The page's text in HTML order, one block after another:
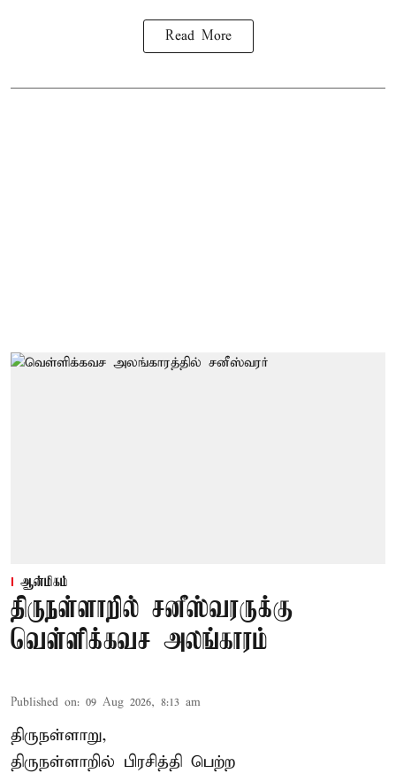
Read More
ஆன்மிகம்
திருநள்ளாறில் சனீஸ்வரருக்கு
வெள்ளிக்கவச அலங்காரம்
Published on: 09 Aug 2026, 8:13 am
திருநள்ளாறு,
திருநள்ளாறில் பிரசித்தி பெற்ற